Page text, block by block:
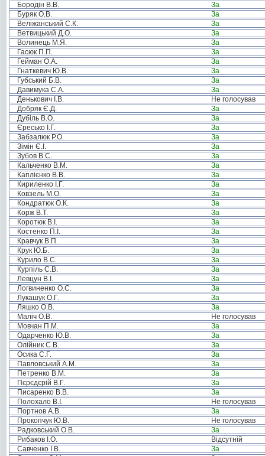
Бородін В.В.
За
Буряк О.В.
За
Веліжанський С.К.
За
Ветвицький Д.О.
За
Волинець М.Я.
За
Гасюк П.П.
За
Гейман О.А.
За
Гнаткевич Ю.В.
За
Губський Б.В.
За
Давимука С.А.
За
Денькович І.В.
Не голосував
Добряк Є.Д.
За
Дубіль В.О.
За
Єресько І.Г.
За
Забзалюк Р.О.
За
Зімін Є.І.
За
Зубов В.С.
За
Кальченко В.М.
За
Каплієнко В.В.
За
Кириленко І.Г.
За
Ковзель М.О.
За
Кондратюк О.К.
За
Корж В.Т.
За
Коротюк В.І.
За
Костенко П.І.
За
Кравчук В.П.
За
Крук Ю.Б.
За
Курило В.С.
За
Курпіль С.В.
За
Левцун В.І.
За
Логвиненко О.С.
За
Лукашук О.Г.
За
Ляшко О.В.
За
Маліч О.В.
Не голосував
Мовчан П.М.
За
Одарченко Ю.В.
За
Олійник С.В.
За
Осика С.Г.
За
Павловський А.М.
За
Петренко В.М.
За
Пєрєдєрій В.Г.
За
Писаренко В.В.
За
Полохало В.І.
Не голосував
Портнов А.В.
За
Прокопчук Ю.В.
Не голосував
Радковський О.В.
За
Рибаков І.О.
Відсутній
Савченко І.В.
За